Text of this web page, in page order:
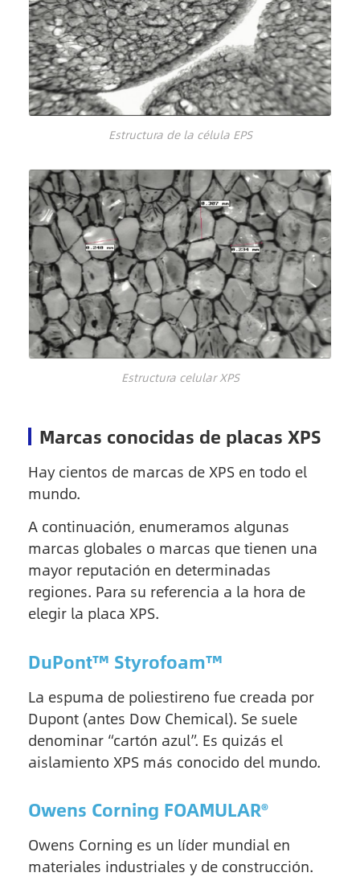
Estructura de la célula EPS
Estructura celular XPS
Marcas conocidas de placas XPS
Hay cientos de marcas de XPS en todo el
mundo.
A continuación, enumeramos algunas
marcas globales o marcas que tienen una
mayor reputación en determinadas
regiones. Para su referencia a la hora de
elegir la placa XPS.
DuPont™ Styrofoam™
La espuma de poliestireno fue creada por
Dupont (antes Dow Chemical). Se suele
denominar “cartón azul”. Es quizás el
aislamiento XPS más conocido del mundo.
Owens Corning FOAMULAR®
Owens Corning es un líder mundial en
materiales industriales y de construcción.